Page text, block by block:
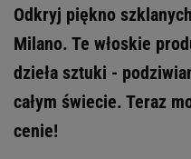
Odkryj piękno
Milano. Te włoskie
dzieła sztuki -
całym świecie. Teraz
cenie!